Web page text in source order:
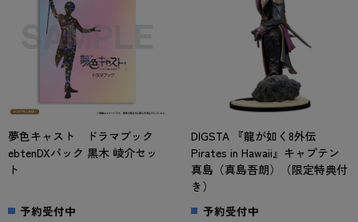
夢色キャスト ドラマブック
ebtenDXパック 黒木 崚介セッ
ト
予約受付中
DIGSTA 『龍が如く8外伝
Pirates in Hawaii』キャプテン
真島（真島吾朗）（限定特典付
き）
予約受付中